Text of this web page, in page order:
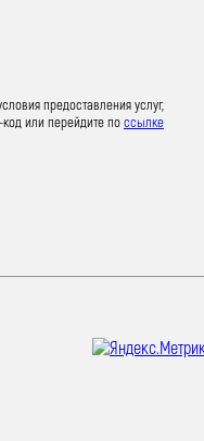
предоставления услуг,
код или перейдите поссылке